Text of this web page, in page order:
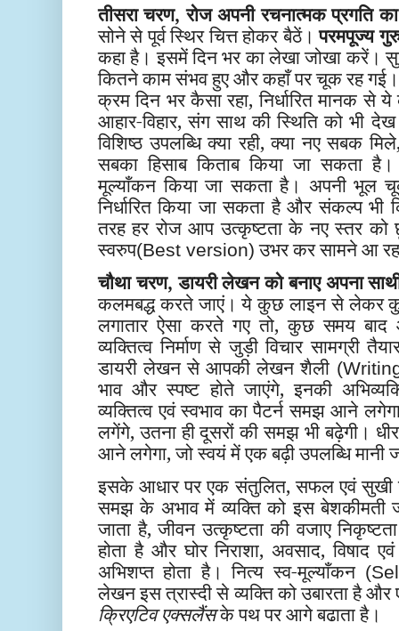
तीसरा चरण, रोज अपनी रचनात्मक प्रगति
सोने से पूर्व स्थिर चित्त होकर बैठें।परमपूज्य
कहा है। इसमें दिन भर का लेखा जोखा करें।
कितने काम संभव हुए और कहाँ पर चूक रह गई।
क्रम दिन भर कैसा रहा, निर्धारित मानक से
आहार-विहार, संग साथ की स्थिति को
विशिष्ठ उपलब्धि क्या रही, क्या नए सबक
सबका हिसाब किताब किया जा सकता
मूल्याँकन किया जा सकता है। अपनी भूल
निर्धारित किया जा सकता है और संकल्प
तरह हर रोज आप उत्कृष्टता के नए स्तर
स्वरुप(Best version) उभर कर सामने आ
चौथा चरण, डायरी लेखन को बनाए अपना
कलमबद्ध करते जाएं। ये कुछ लाइन से लेकर
लगातार ऐसा करते गए तो, कुछ समय
व्यक्तित्व निर्माण से जुड़ी विचार सामग्री
डायरी लेखन से आपकी लेखन शैली
भाव और स्पष्ट होते जाएंगे, इनकी
व्यक्तित्व एवं स्वभाव का पैटर्न समझ आने
लगेंगे, उतना ही दूसरों की समझ भी बढ़ेगी।
आने लगेगा, जो स्वयं में एक बढ़ी उपलब्धि मानी
इसके आधार पर एक संतुलित, सफल एवं सुखी
समझ के अभाव में व्यक्ति को इस बेशकीमती
जाता है, जीवन उत्कृष्टता की वजाए
होता है और घोर निराशा, अवसाद, विषाद
अभिशप्त होता है। नित्य स्व-मूल्याँकन
लेखन इस त्रास्दी से व्यक्ति को उबारता है
क्रिएटिव एक्सलैंसके पथ पर आगे बढाता है।